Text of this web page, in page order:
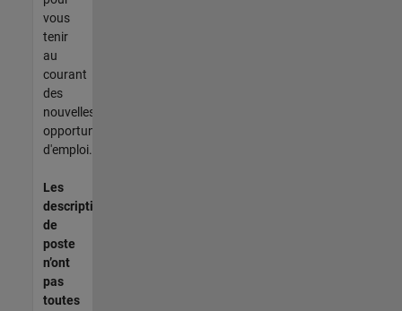
vous
tenir
au
courant
des
nouvelles
opportunités
d'emploi.
Les
descriptions
de
poste
n’ont
pas
toutes